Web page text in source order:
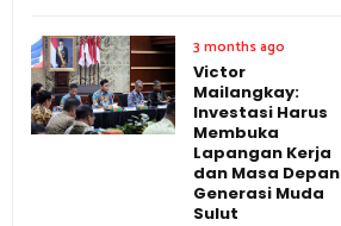
3 months ago
Victor
Mailangkay:
Investasi Harus
Membuka
Lapangan Kerja
dan Masa Depan
Generasi Muda
Sulut